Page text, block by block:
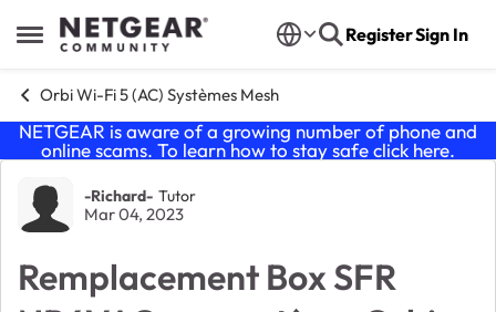
Open Side Menu
Skip to content RegisterSign In
Orbi Wi-Fi 5 (AC) Systèmes Mesh
NETGEAR is aware of a growing number of phone and
online scams. To learn how to stay safe click here.
Forum Discussion
-Richard- Tutor
Mar 04, 2023
Remplacement Box SFR